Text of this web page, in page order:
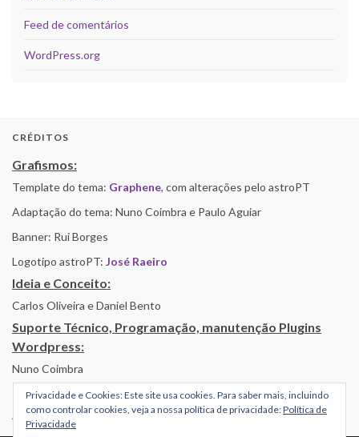
Feed de comentários
WordPress.org
CRÉDITOS
Grafismos:
Template do tema: Graphene, com alterações pelo astroPT
Adaptação do tema: Nuno Coimbra e Paulo Aguiar
Banner: Rui Borges
Logotipo astroPT: José Raeiro
Ideia e Conceito:
Carlos Oliveira e Daniel Bento
Suporte Técnico, Programação, manutenção Plugins
Wordpress:
Nuno Coimbra
Alojamento por Simbiose
Privacidade e Cookies: Este site usa cookies. Para saber mais, incluindo
como controlar cookies, veja a nossa política de privacidade:Política de
Privacidade